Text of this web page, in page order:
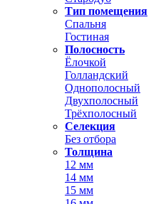
Тип помещения
Спальня
Гостиная
Полосность
Ёлочкой
Голландский
Однополосный
Двухполосный
Трёхполосный
Селекция
Без отбора
Толщина
12 мм
14 мм
15 мм